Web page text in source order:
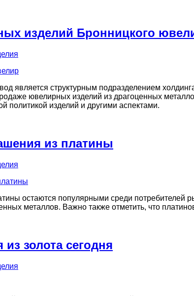
изделий Бронницкого
является структурным подразделением
ювелирных изделий из драгоценных
политикой изделий и другими аспектами.
из платины
остаются популярными среди
металлов. Важно также отметить, что
золота сегодня